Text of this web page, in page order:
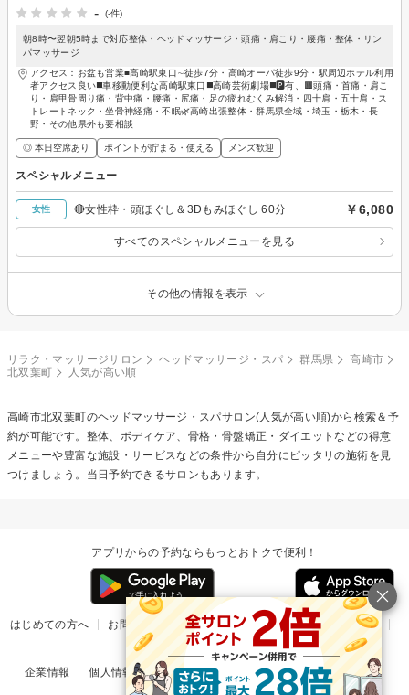
-
(-件)
朝8時〜翌朝5時まで対応整体・ヘッドマッサージ・頭痛・肩こり・腰痛・整体・リン
パマッサージ
アクセス：お盆も営業■高崎駅東口∼徒歩7分・高崎オーパ徒歩9分・駅周辺ホテル利用
者アクセス良い◼️車移動便利な高崎駅東口◼️高崎芸術劇場◼️🅿️有、🟫頭痛・首痛・肩こ
り・肩甲骨周り痛・背中痛・腰痛・尻痛・足の疲れむくみ解消・四十肩・五十肩・ス
トレートネック・坐骨神経痛・不眠🌿高崎出張整体・群馬県全域・埼玉・栃木・長
野・その他県外も要相談
◎ 本日空席あり ポイントが貯まる・使える メンズ歓迎
スペシャルメニュー
女性 🔴女性枠・頭ほぐし＆3Dもみほぐし 60分 ￥6,080
すべてのスペシャルメニューを見る
その他の情報を表示
リラク・マッサージサロン ヘッドマッサージ・スパ 群馬県
高崎市
北双葉町
人気が高い順
高崎市北双葉町のヘッドマッサージ・スパサロン(人気が高い順)から検索＆予
約が可能です。整体、ボディケア、骨格・骨盤矯正・ダイエットなどの得意
メニューや豊富な施設・サービスなどの条件から自分にピッタリの施術を見
つけましょう。当日予約できるサロンもあります。
アプリからの予約ならもっとおトクで便利！
はじめての方へ お問い合わせ ヘルプ リリース情報
利用規約
掲載ご希望のサロン様
企業情報 個人情報保護方針 楽天のサービス一覧 アプリ一覧